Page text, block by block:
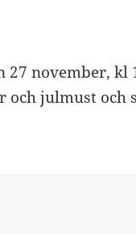
27 november, kl
och julmust och